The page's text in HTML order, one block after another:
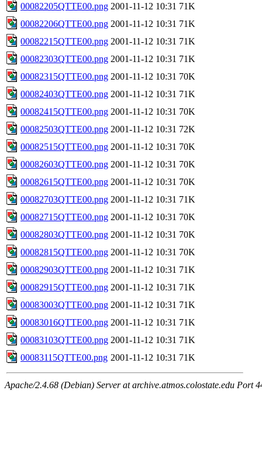
00082205QTTE00.png 2001-11-12 10:31 71K
00082206QTTE00.png 2001-11-12 10:31 71K
00082215QTTE00.png 2001-11-12 10:31 71K
00082303QTTE00.png 2001-11-12 10:31 71K
00082315QTTE00.png 2001-11-12 10:31 70K
00082403QTTE00.png 2001-11-12 10:31 71K
00082415QTTE00.png 2001-11-12 10:31 70K
00082503QTTE00.png 2001-11-12 10:31 72K
00082515QTTE00.png 2001-11-12 10:31 70K
00082603QTTE00.png 2001-11-12 10:31 70K
00082615QTTE00.png 2001-11-12 10:31 70K
00082703QTTE00.png 2001-11-12 10:31 71K
00082715QTTE00.png 2001-11-12 10:31 70K
00082803QTTE00.png 2001-11-12 10:31 70K
00082815QTTE00.png 2001-11-12 10:31 70K
00082903QTTE00.png 2001-11-12 10:31 71K
00082915QTTE00.png 2001-11-12 10:31 71K
00083003QTTE00.png 2001-11-12 10:31 71K
00083016QTTE00.png 2001-11-12 10:31 71K
00083103QTTE00.png 2001-11-12 10:31 71K
00083115QTTE00.png 2001-11-12 10:31 71K
Apache/2.4.68 (Debian) Server at archive.atmos.colostate.edu Port